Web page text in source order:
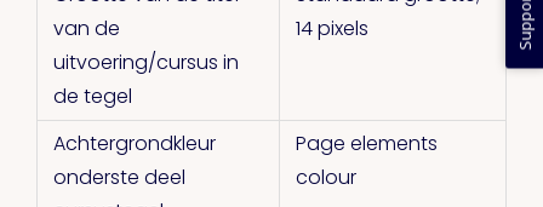
van de
uitvoering/cursus in
de tegel
14 pixels
Achtergrondkleur
onderste deel
Page elements
colour
Support